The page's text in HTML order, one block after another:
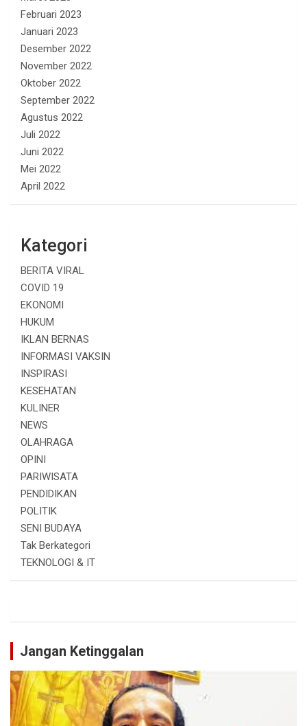
Februari 2023
Januari 2023
Desember 2022
November 2022
Oktober 2022
September 2022
Agustus 2022
Juli 2022
Juni 2022
Mei 2022
April 2022
Kategori
BERITA VIRAL
COVID 19
EKONOMI
HUKUM
IKLAN BERNAS
INFORMASI VAKSIN
INSPIRASI
KESEHATAN
KULINER
NEWS
OLAHRAGA
OPINI
PARIWISATA
PENDIDIKAN
POLITIK
SENI BUDAYA
Tak Berkategori
TEKNOLOGI & IT
Jangan Ketinggalan